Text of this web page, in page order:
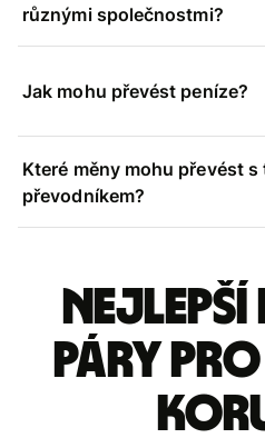
různými společnostmi?
Jak mohu převést peníze?
Které měny mohu převést s
převodníkem?
Nejlepší
páry